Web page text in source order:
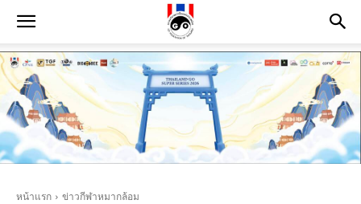
หน้าแรก ข่าวกีฬาหมากล้อม